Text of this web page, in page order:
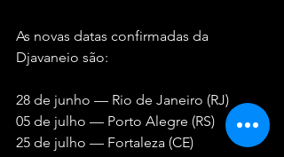
As novas datas confirmadas da
Djavaneio são:
28 de junho — Rio de Janeiro (RJ)
05 de julho — Porto Alegre (RS)
25 de julho — Fortaleza (CE)